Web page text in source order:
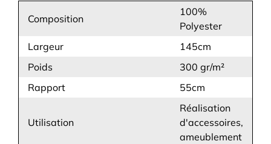
Composition
100%
Polyester
Largeur
145cm
Poids
300 gr/m²
Rapport
55cm
Utilisation
Réalisation
d'accessoires,
ameublement